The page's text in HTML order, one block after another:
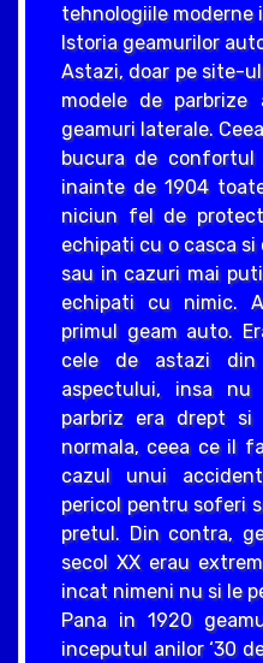
tehnologiile moderne
Istoria geamurilor
Astazi, doar pe site-
modele de
geamuri laterale.
bucura de
inainte de 1904
niciun fel de
echipati cu o casca
sau in cazuri mai
echipati cu nimic.
primul geam auto.
cele de astazi
aspectului, insa
parbriz era drept
normala, ceea ce il
cazul unui
pericol pentru soferi
pretul. Din contra,
secol XX erau
incat nimeni nu si le
Pana in 1920
inceputul anilor ‘30